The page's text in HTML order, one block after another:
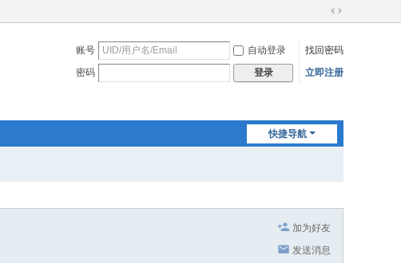
切
到
宽
账号 自动登录
找回密码
密码
登录 立即注册
快捷导航
加为好友
发送消息